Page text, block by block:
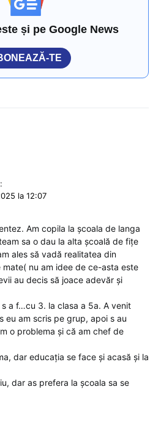
și pe Google News
TE
la 12:07
Am copila la școala de langa
sa o dau la alta școală de fițe
ales să vadă realitatea din
mate( nu am idee de ce-asta este
au decis să joace adevăr și
a f…cu 3. la clasa a 5a. A venit
eu am scris pe grup, apoi s au
o problema și că am chef de
dar educația se face și acasă și la
dar as prefera la școala sa se